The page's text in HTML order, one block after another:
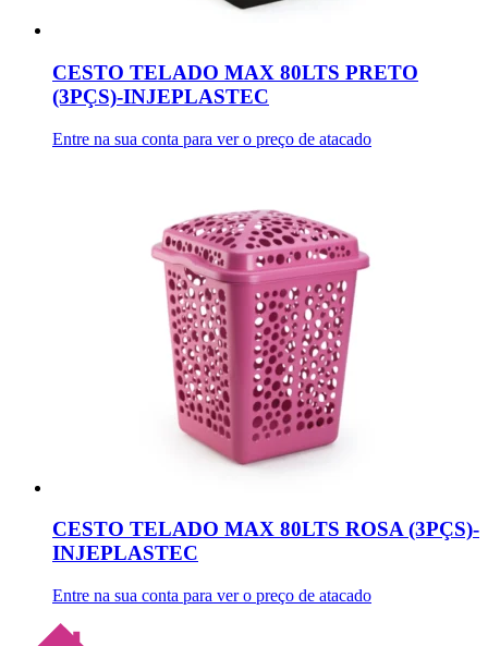
CESTO TELADO MAX 80LTS PRETO
(3PÇS)-INJEPLASTEC
Entre na sua conta para ver o preço de atacado
CESTO TELADO MAX 80LTS ROSA (3PÇS)-
INJEPLASTEC
Entre na sua conta para ver o preço de atacado